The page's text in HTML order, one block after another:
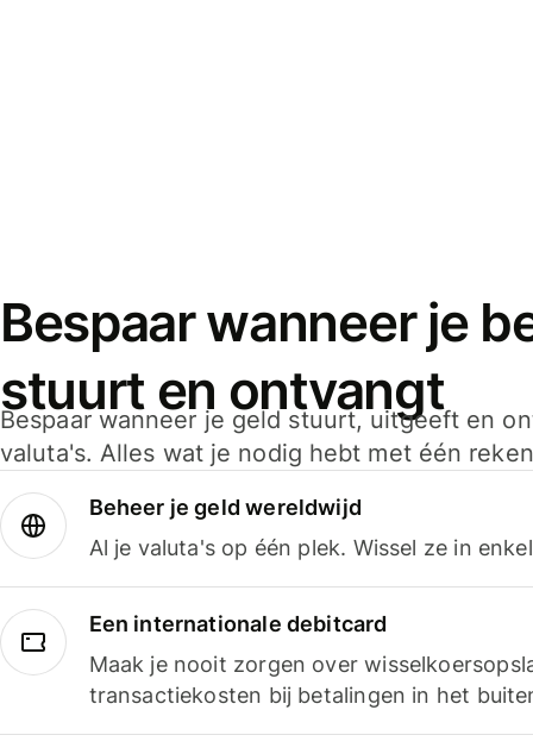
Bespaar wanneer je
stuurt en ontvangt
Bespaar wanneer je geld stuurt, uitgeeft en
valuta's. Alles wat je nodig hebt met één
Beheer je geld wereldwijd
Al je valuta's op één plek. Wissel ze in
Een internationale debitcard
Maak je nooit zorgen over
transactiekosten bij betalingen in het